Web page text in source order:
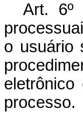
Art. 6º
o usuário
processo.